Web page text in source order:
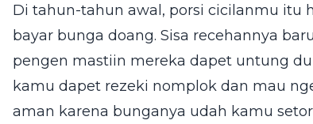
Di tahun-tahun awal, porsi cicilanmu itu
bayar bunga doang. Sisa recehannya
pengen mastiin mereka dapet untung
kamu dapet rezeki nomplok dan mau
aman karena bunganya udah kamu